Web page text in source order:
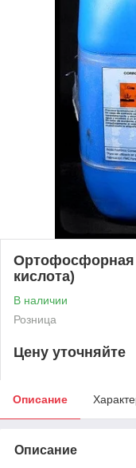
Ортофосфорная
кислота)
В наличии
Розница
Цену уточняйте
Описание
Описание